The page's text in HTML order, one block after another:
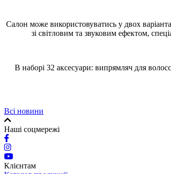
Салон може використовуватись у двох
зі світловим та звуковим ефектом,
В наборі 32 аксесуари: випрямляч для
Всі новини
Наші соцмережі
Клієнтам